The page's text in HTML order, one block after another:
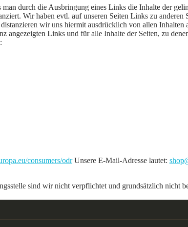
durch die Ausbringung eines Links die Inhalte der
Wir haben evtl. auf unseren Seiten Links zu
wir uns hiermit ausdrücklich von allen Inhalten
angezeigten Links und für alle Inhalte der Seiten, zu
consumers/odrUnsere E-Mail-Adresse lautet:
sind wir nicht verpflichtet und grundsätzlich nicht